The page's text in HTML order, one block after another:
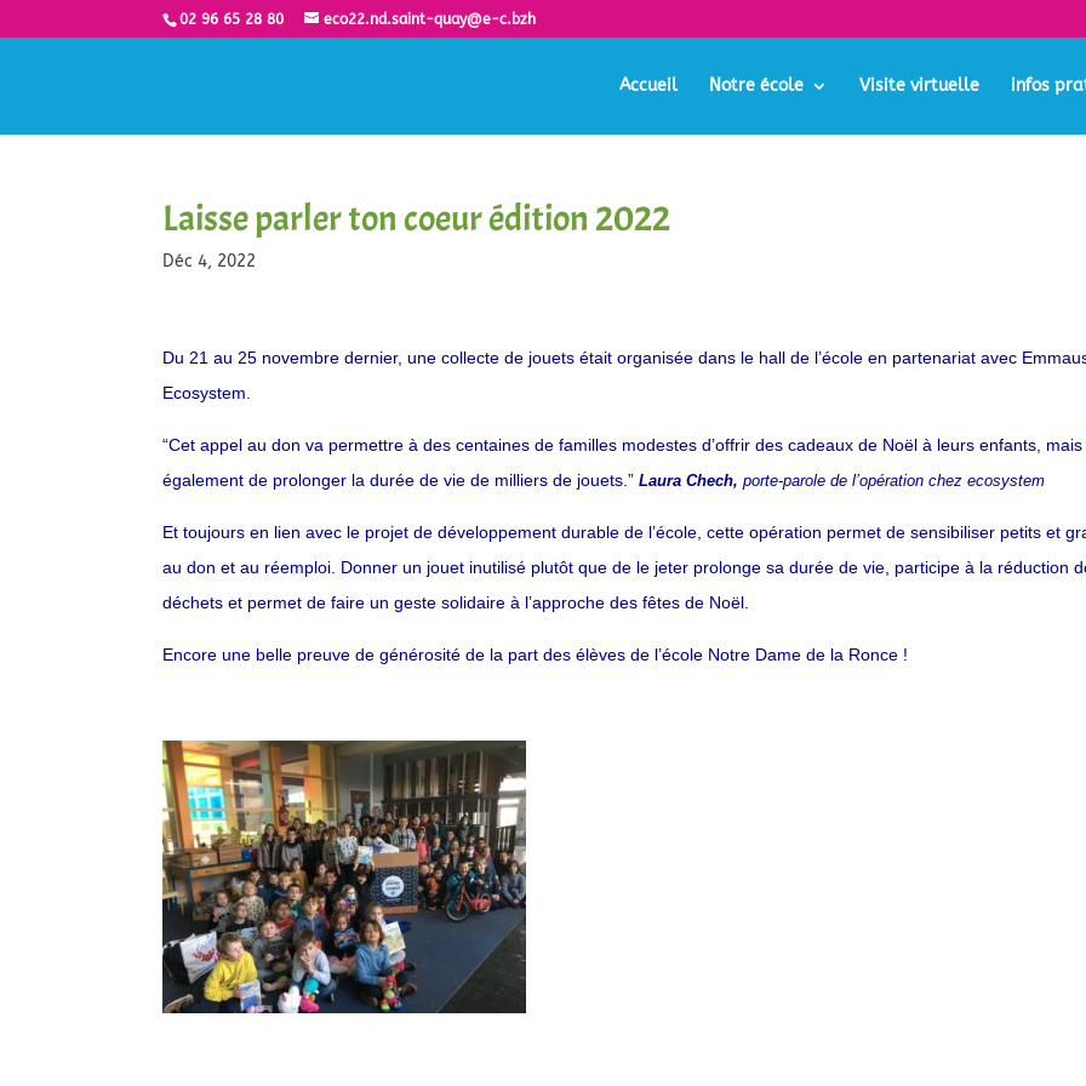
02 96 65 28 80 eco22.nd.saint-quay@e-c.bzh
Accueil Notre école Visite virtuelle infos
Laisse parler ton coeur édition 2022
Déc 4, 2022
Du 21 au 25 novembre dernier, une collecte de jouets était organisée dans le hall de l’école en partenariat avec
Ecosystem.
“Cet appel au don va permettre à des centaines de familles modestes d’offrir des cadeaux de Noël à leurs enfants, mais
également de prolonger la durée de vie de milliers de jouets.”Laura Chech, porte-parole de l’opération chez ecosystem
Et toujours en lien avec le projet de développement durable de l’école, cette opération permet de sensibiliser petits et
au don et au réemploi. Donner un jouet inutilisé plutôt que de le jeter prolonge sa durée de vie, participe à la réduction
déchets et permet de faire un geste solidaire à l’approche des fêtes de Noël.
Encore une belle preuve de générosité de la part des élèves de l’école Notre Dame de la Ronce !